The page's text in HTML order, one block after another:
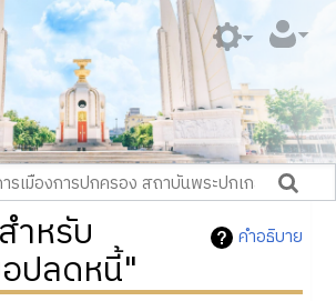
คำอธิบาย
ำหรับ
ปลดหนี้"